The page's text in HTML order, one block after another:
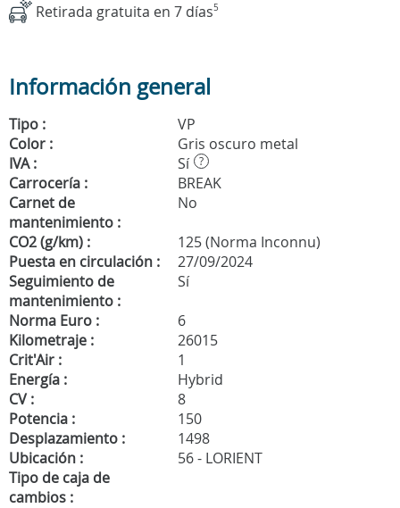
Retirada gratuita en 7 días5
Información general
Tipo :
VP
Color :
Gris oscuro metal
IVA :
Sí ?
Carrocería :
BREAK
Carnet de
mantenimiento :
No
CO2 (g/km) :
125 (Norma Inconnu)
Puesta en circulación :
27/09/2024
Seguimiento de
mantenimiento :
Sí
Norma Euro :
6
Kilometraje :
26015
Crit'Air :
1
Energía :
Hybrid
CV :
8
Potencia :
150
Desplazamiento :
1498
Ubicación :
56 - LORIENT
Tipo de caja de
cambios :